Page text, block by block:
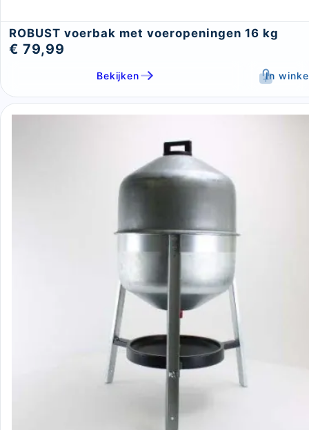
ROBUST voerbak met voeropeningen 16 kg
€ 79,99
Bekijken In